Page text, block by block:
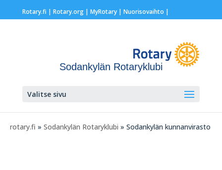
Rotary.fi | Rotary.org| MyRotary | Nuorisovaihto |
Sodankylän Rotaryklubi
Valitse sivu
rotary.fi » Sodankylän Rotaryklubi » Sodankylän kunnanvirasto